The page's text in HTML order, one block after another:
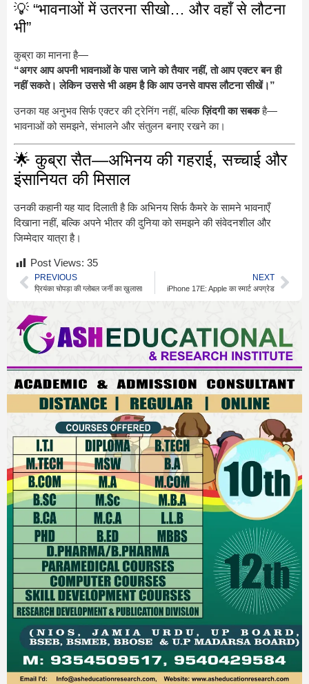
💡 “भावनाओं में उतरना सीखो… और वहाँ से लौटना
भी”
कुब्रा का मानना है—
“अगर आप अपनी भावनाओं के पास जाने को तैयार नहीं, तो आप एक्टर बन ही
नहीं सकते। लेकिन उससे भी अहम है कि आप उनसे वापस लौटना सीखें।”
उनका यह अनुभव सिर्फ एक्टर की ट्रेनिंग नहीं, बल्किज़िंदगी का सबकहै—
भावनाओं को समझने, संभालने और संतुलन बनाए रखने का।
🌟 कुब्रा सैत—अभिनय की गहराई, सच्चाई और
इंसानियत की मिसाल
उनकी कहानी यह याद दिलाती है कि अभिनय सिर्फ कैमरे के सामने भावनाएँ
दिखाना नहीं, बल्कि अपने भीतर की दुनिया को समझने की संवेदनशील और
जिम्मेदार यात्रा है।
Post Views: 35
PREVIOUS
प्रियंका चोपड़ा की ग्लोबल जर्नी का ख़ुलासा
NEXT
iPhone 17E: Apple का स्मार्ट अपग्रेड